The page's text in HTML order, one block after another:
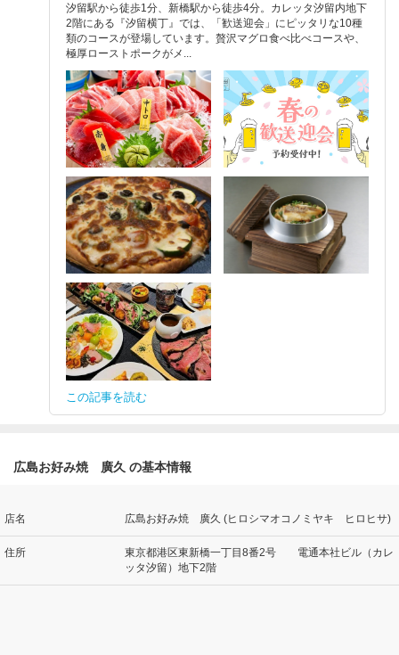
汐留駅から徒歩1分、新橋駅から徒歩4分。カレッタ汐留内地下
2階にある『汐留横丁』では、「歓送迎会」にピッタリな10種
類のコースが登場しています。贅沢マグロ食べ比べコースや、
極厚ローストポークがメ...
この記事を読む
広島お好み焼 廣久 の基本情報
店名 広島お好み焼 廣久 (ヒロシマオコノミヤキ ヒロヒサ)
住所
東京都港区東新橋一丁目8番2号 電通本社ビル（カレ
ッタ汐留）地下2階